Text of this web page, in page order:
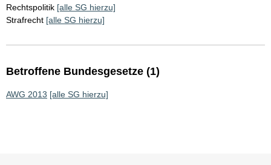
Rechtspolitik [alle SG hierzu]
Strafrecht [alle SG hierzu]
Betroffene Bundesgesetze (1)
AWG 2013 [alle SG hierzu]